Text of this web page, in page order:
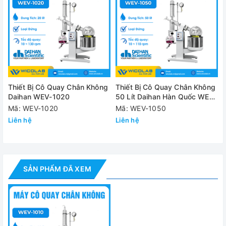
Thông số kỹ thuật
Model WEV-
Dung tích bình
quay
10 Lít, vành mở Ø95mm
Dung tích bình
tiếp nhận
5 Lít
Bình ngưng tụ
Tốc độ quay 10 ~ 130 vòng/ phút
Khả năng cô
Nước: 3,2 Lít/h,
Thiết Bị Cô Quay Chân Không
Daihan WEV-1020
Mã: WEV-1020
Liên hệ
Thiết Bị Cô Quay Chân Không
50 Lít Daihan Hàn Quốc WEV-
1050
Mã: WEV-1050
Liên hệ
SẢN PHẨM ĐÃ XEM